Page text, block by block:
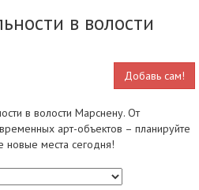
в волости
Добавь сам!
в волости Марснену. От
арт-объектов – планируйте
новые места сегодня!